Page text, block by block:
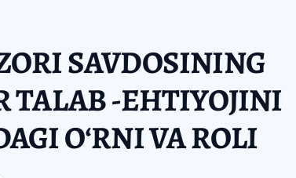
SAVDOSINING
TALAB -EHTIYOJINI
OʻRNI VA ROLI